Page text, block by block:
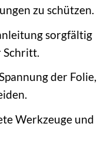
zu schützen.
sorgfältig
Schritt.
der Folie,
Werkzeuge und